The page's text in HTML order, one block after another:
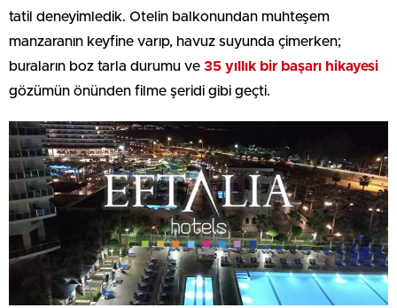
tatil deneyimledik. Otelin balkonundan muhteşem
manzaranın keyfine varıp, havuz suyunda çimerken;
buraların boz tarla durumu ve 35 yıllık bir başarı hikayesi
gözümün önünden filme şeridi gibi geçti.